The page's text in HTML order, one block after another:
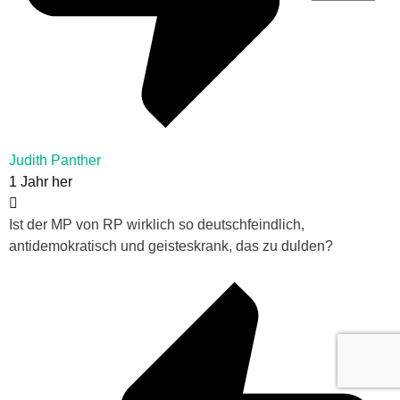
Judith Panther
1 Jahr her
Ist der MP von RP wirklich so deutschfeindlich,
antidemokratisch und geisteskrank, das zu dulden?